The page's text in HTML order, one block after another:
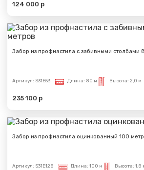
124 000 р
Забор из профнастила с забивными столбами
Артикул: S31E53 Длина: 80 м Высота: 2,0 м
235 100 р
Забор из профнастила оцинкованный 100
Артикул: S31E128 Длина: 100 м Высота: 1,8